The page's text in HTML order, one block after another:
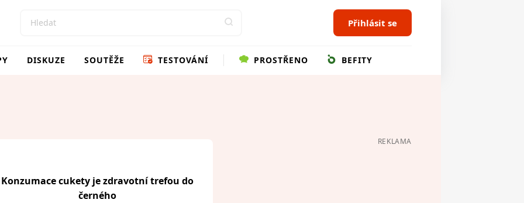
Přihlásit se
DISKUZE SOUTĚŽE TESTOVÁNÍ PROSTŘENO BEFITY
Konzumace cukety je zdravotní trefou do
černého
REKLAMA